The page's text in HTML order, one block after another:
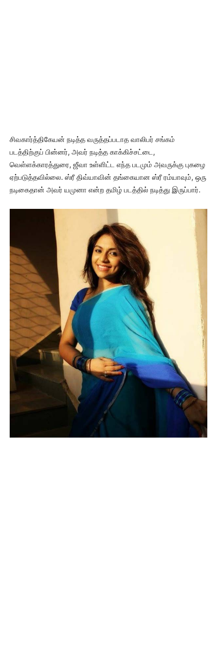
சிவகார்த்திகேயன் நடித்த வருத்தப்படாத வாலிபர் சங்கம்
படத்திற்குப் பின்னர், அவர் நடித்த காக்கிச்சட்டை,
வெள்ளக்காரத்துரை, ஜீவா உள்ளிட்ட எந்த படமும் அவருக்கு புகழை
ஏற்படுத்தவில்லை. ஸ்ரீ திவ்யாவின் தங்கையான ஸ்ரீ ரம்யாவும், ஒரு
நடிகைதான் அவர் யமுனா என்ற தமிழ் படத்தில் நடித்து இருப்பார்.